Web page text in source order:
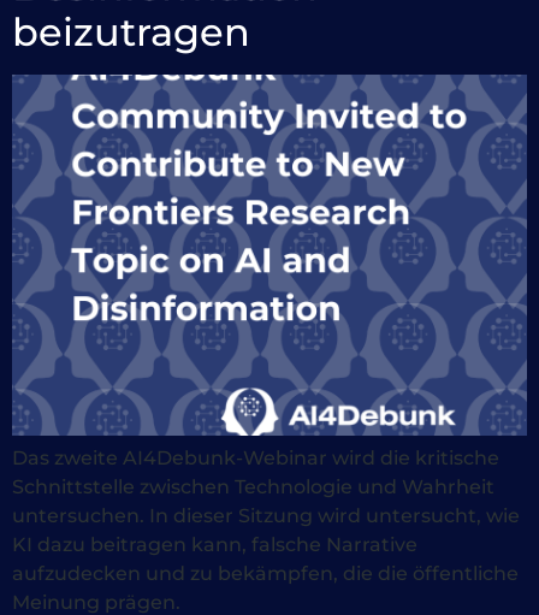
beizutragen
Das zweite AI4Debunk-Webinar wird die kritische
Schnittstelle zwischen Technologie und Wahrheit
untersuchen. In dieser Sitzung wird untersucht, wie
KI dazu beitragen kann, falsche Narrative
aufzudecken und zu bekämpfen, die die öffentliche
Meinung prägen.